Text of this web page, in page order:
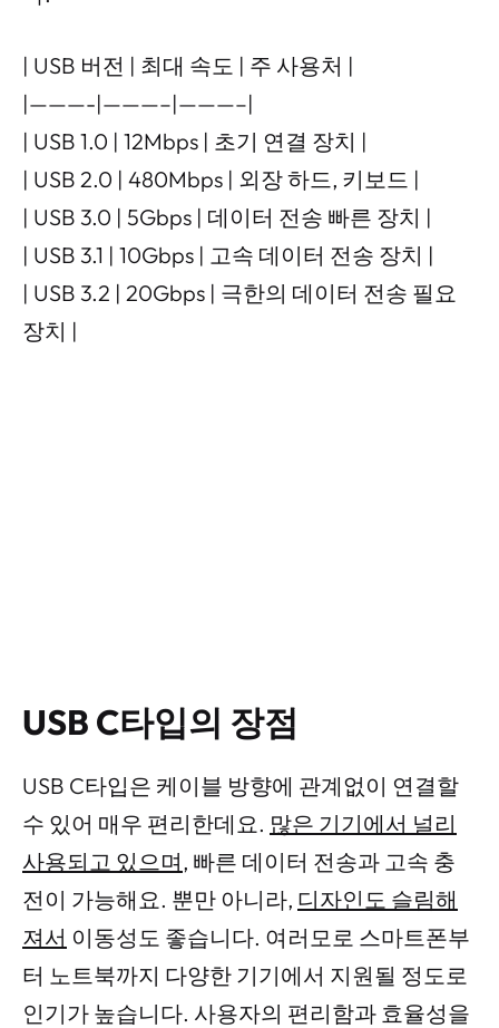
| USB 버전 | 최대 속도 | 주 사용처 |
|———-|———–|———–|
| USB 1.0 | 12Mbps | 초기 연결 장치 |
| USB 2.0 | 480Mbps | 외장 하드, 키보드 |
| USB 3.0 | 5Gbps | 데이터 전송 빠른 장치 |
| USB 3.1 | 10Gbps | 고속 데이터 전송 장치 |
| USB 3.2 | 20Gbps | 극한의 데이터 전송 필요
장치 |
USB C타입의 장점
USB C타입은 케이블 방향에 관계없이 연결할
수 있어 매우 편리한데요. 많은 기기에서 널리
사용되고 있으며, 빠른 데이터 전송과 고속 충
전이 가능해요. 뿐만 아니라, 디자인도 슬림해
져서 이동성도 좋습니다. 여러모로 스마트폰부
터 노트북까지 다양한 기기에서 지원될 정도로
인기가 높습니다. 사용자의 편리함과 효율성을